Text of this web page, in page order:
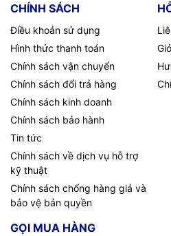
TIC.VN
– Nhà phân phối và cung
uy tín tại Việt Nam. Chúng tôi
phẩm:
mạng,Camera giám sát ,Tổng đài
kiện máy tính
ẩm... cùng nhiều thiết bị công
mang đếnsản phẩm chính hãng,
gia đình và cá nhân.
CHÍNH SÁCH
Điều khoản sử dụng
Hình thức thanh toán
Chính sách vận chuyển
Chính sách đổi trả hàng
Chính sách kinh doanh
Chính sách bảo hành
Tin tức
Chính sách về dịch vụ hỗ trợ
kỹ thuật
Chính sách chống hàng giả và
bảo vệ bản quyền
GỌI MUA HÀNG